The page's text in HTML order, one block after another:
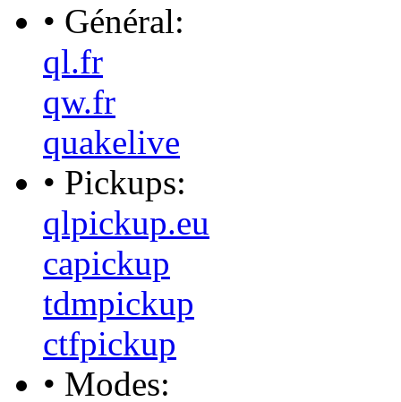
• Général:
ql.fr
qw.fr
quakelive
• Pickups:
qlpickup.eu
capickup
tdmpickup
ctfpickup
• Modes: